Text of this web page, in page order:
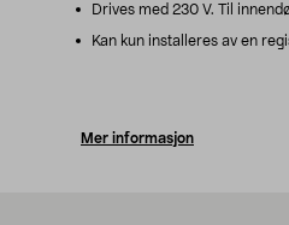
Drives med 230 V. Til
Kan kun installeres av en
Mer informasjon